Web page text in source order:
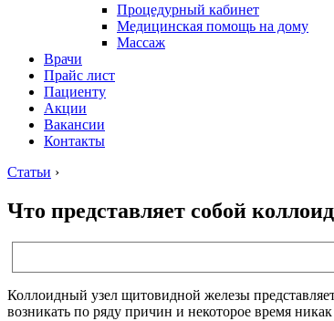
Процедурный кабинет
Медицинская помощь на дому
Массаж
Врачи
Прайс лист
Пациенту
Акции
Вакансии
Контакты
Статьи ›
Что представляет собой
Коллоидный узел щитовидной железы
возникать по ряду причин и некоторое время никак